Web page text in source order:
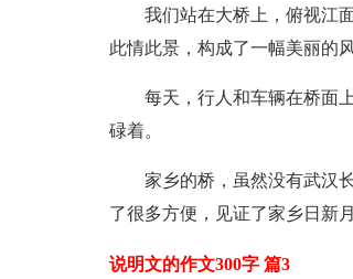
我们站在大桥上，俯视江
此情此景，构成了一幅美丽的风
每天，行人和车辆在桥面
碌着。
家乡的桥，虽然没有武汉
了很多方便，见证了家乡日新
说明文的作文300字 篇3